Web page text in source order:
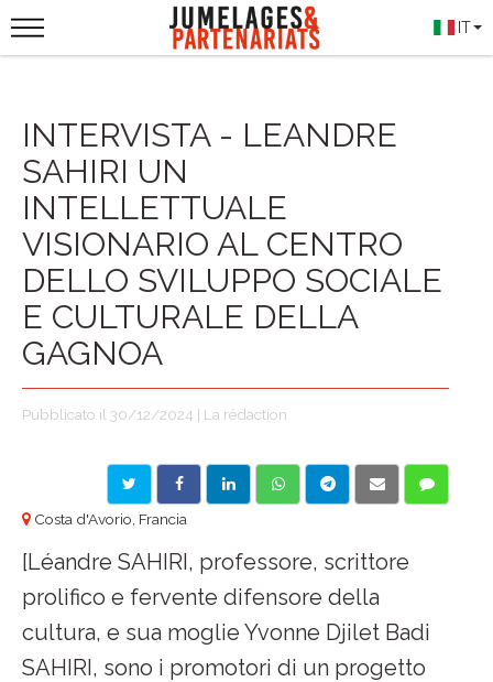
IT
INTERVISTA - LEANDRE
SAHIRI UN
INTELLETTUALE
VISIONARIO AL CENTRO
DELLO SVILUPPO SOCIALE
E CULTURALE DELLA
GAGNOA
Pubblicato il 30/12/2024 | La rédaction
Costa d'Avorio, Francia
[Léandre SAHIRI, professore, scrittore
prolifico e fervente difensore della
cultura, e sua moglie Yvonne Djilet Badi
SAHIRI, sono i promotori di un progetto